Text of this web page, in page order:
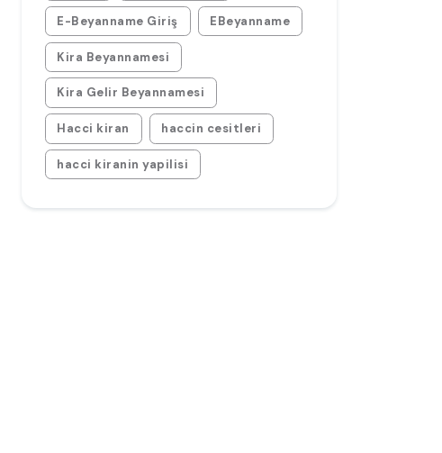
E-Beyanname Giriş EBeyanname
Kira Beyannamesi
Kira Gelir Beyannamesi
Hacci kiran haccin cesitleri
hacci kiranin yapilisi